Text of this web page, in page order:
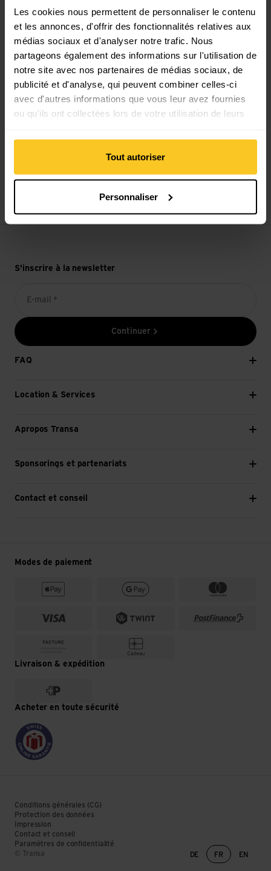
Les cookies nous permettent de personnaliser le contenu
et les annonces, d'offrir des fonctionnalités relatives aux
médias sociaux et d'analyser notre trafic. Nous
partageons également des informations sur l'utilisation de
notre site avec nos partenaires de médias sociaux, de
publicité et d'analyse, qui peuvent combiner celles-ci
avec d'autres informations que vous leur avez fournies
ou qu'ils ont collectées lors de votre utilisation de leurs
Tout autoriser
Personnaliser
Paiement sécurisé avec Twint, Visa et plus encore
14 jours de droit de rétractation
S'inscrire à la newsletter
E-mail *
Continuer
FAQ
Location & Services
Apropos Transa
Sponsorings et partenariats
Contact et conseil
Modes de paiement
Livraison & expédition
Acheter en toute sécurité
© Transa
Conditions générales (CG)
Protection des données
Impression
Contact et conseil
Paramètres de confidentialité
Changement de
DE FR EN